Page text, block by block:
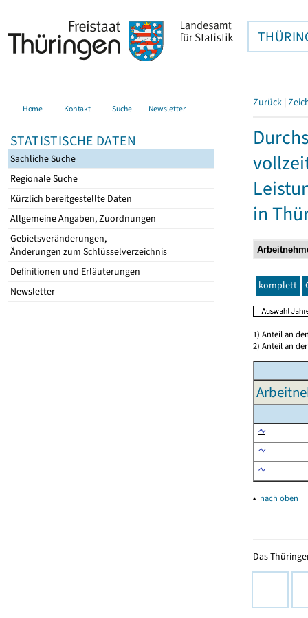
Home Kontakt Suche Newsletter
STATISTISCHE DATEN
Sachliche Suche
Regionale Suche
Kürzlich bereitgestellte Daten
Allgemeine Angaben, Zuordnungen
Gebietsveränderungen,
Änderungen zum Schlüsselverzeichnis
Definitionen und Erläuterungen
Newsletter
Zurück |
in
komplett
1) Anteil an
2) Anteil an
▴ nach oben
Das